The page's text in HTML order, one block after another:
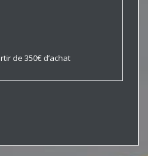
de 350€ d’achat